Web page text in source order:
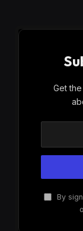
Get
By